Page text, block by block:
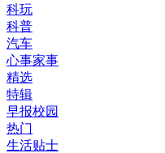
科玩
科普
汽车
心事家事
精选
特辑
早报校园
热门
生活贴士